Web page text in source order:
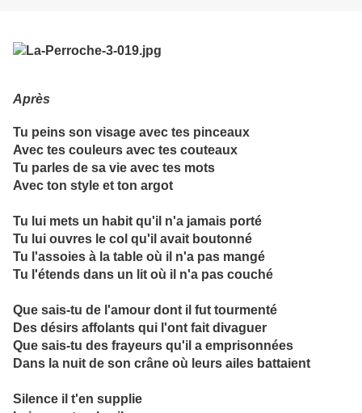
Après
Tu peins son visage avec tes pinceaux
Avec tes couleurs avec tes couteaux
Tu parles de sa vie avec tes mots
Avec ton style et ton argot
Tu lui mets un habit qu'il n'a jamais porté
Tu lui ouvres le col qu'il avait boutonné
Tu l'assoies à la table où il n'a pas mangé
Tu l'étends dans un lit où il n'a pas couché
Que sais-tu de l'amour dont il fut tourmenté
Des désirs affolants qui l'ont fait divaguer
Que sais-tu des frayeurs qu'il a emprisonnées
Dans la nuit de son crâne où leurs ailes battaient
Silence il t'en supplie